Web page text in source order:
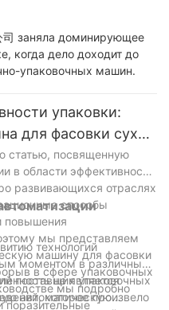
司 заняла доминирующее
когда дело доходит до
упаковочных машин.
упаковки:
для фасовки сухих
статью, посвященную
в области эффективности
развивающихся отраслях
способы
повышения
мы представляем
машину для фасовки
в сфере упаковочных
мы подробно
поразительные
технологий
моментом в различных
не является
которое произвело
поставщик упаковочных
автоматическую